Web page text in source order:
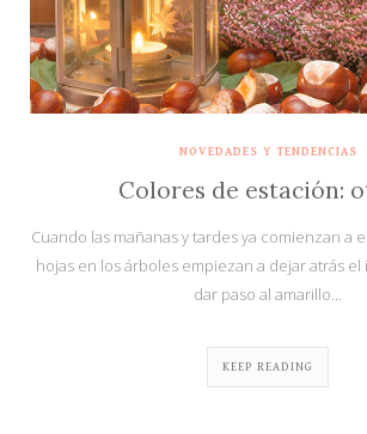
NOVEDADES Y TENDENCIAS
Colores de estación:
Cuando las mañanas y tardes ya comienzan a
hojas en los árboles empiezan a dejar atrás
dar paso al amarillo…
KEEP READING